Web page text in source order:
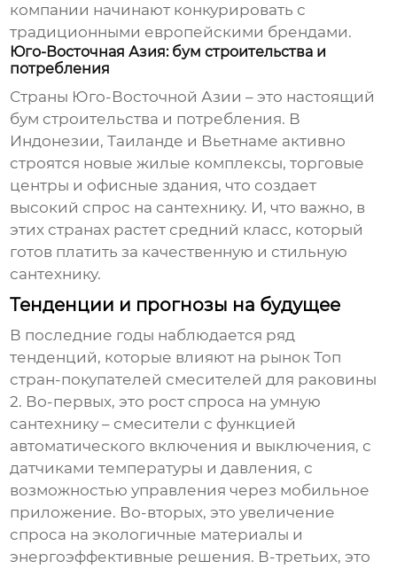
компании начинают конкурировать с
традиционными европейскими брендами.
Юго-Восточная Азия: бум строительства и
потребления
Страны Юго-Восточной Азии – это настоящий
бум строительства и потребления. В
Индонезии, Таиланде и Вьетнаме активно
строятся новые жилые комплексы, торговые
центры и офисные здания, что создает
высокий спрос на сантехнику. И, что важно, в
этих странах растет средний класс, который
готов платить за качественную и стильную
сантехнику.
Тенденции и прогнозы на будущее
В последние годы наблюдается ряд
тенденций, которые влияют на рынокТоп
стран-покупателей смесителей для раковины
2. Во-первых, это рост спроса на умную
сантехнику – смесители с функцией
автоматического включения и выключения, с
датчиками температуры и давления, с
возможностью управления через мобильное
приложение. Во-вторых, это увеличение
спроса на экологичные материалы и
энергоэффективные решения. В-третьих, это